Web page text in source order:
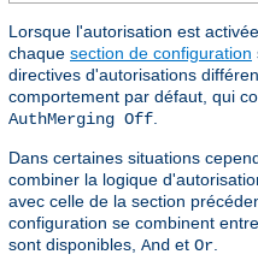
Lorsque l'autorisation est
chaque section de configuration
directives d'autorisations
comportement par défaut, qui
AuthMerging Off
Dans certaines situations
combiner la logique
avec celle de la section
configuration se combinent
sont disponibles, And et Or